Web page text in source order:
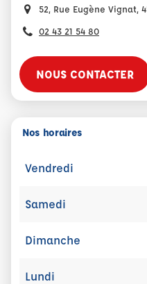
52, Rue Eugène Vignat,
02 43 21 54 80
NOUS CONTACTER
Nos horaires
Vendredi
Samedi
Dimanche
Lundi